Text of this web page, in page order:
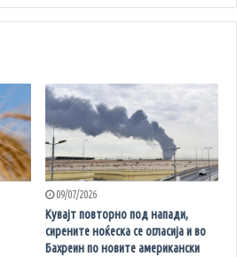
09/07/2026
Кувајт повторно под напади,
сирените ноќеска се огласија и во
Бахреин по новите американски